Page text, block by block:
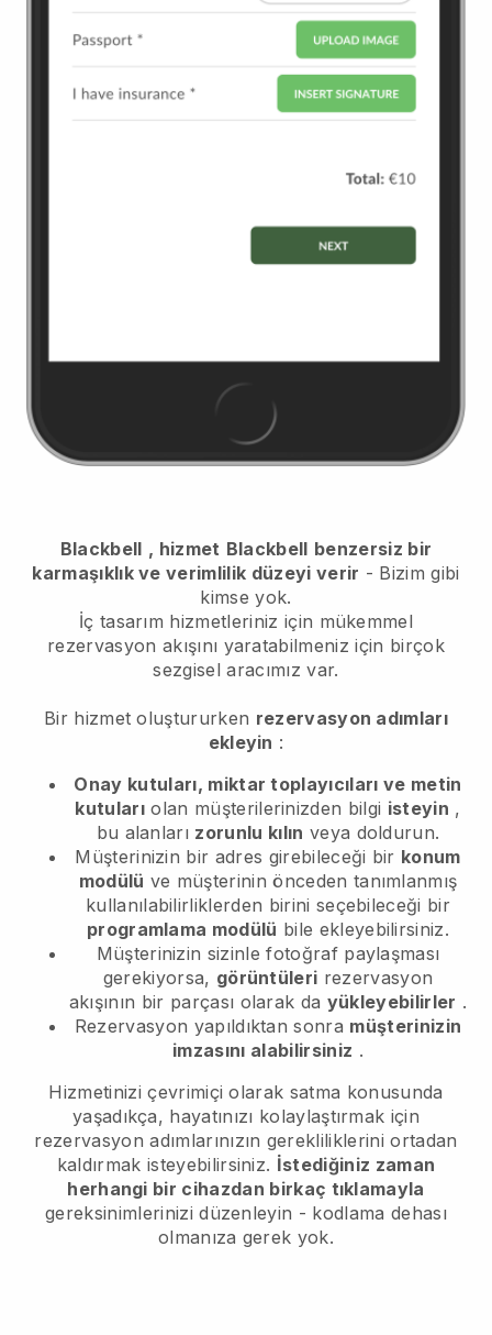
Blackbell , hizmet Blackbell benzersiz bir
karmaşıklık ve verimlilik düzeyi verir - Bizim gibi
kimse yok.
İç tasarım hizmetleriniz için mükemmel
rezervasyon akışını yaratabilmeniz için birçok
sezgisel aracımız var.
Bir hizmet oluştururken rezervasyon adımları
ekleyin :
Onay kutuları, miktar toplayıcıları ve metin
kutuları olan müşterilerinizden bilgi isteyin ,
bu alanları zorunlu kılın veya doldurun.
Müşterinizin bir adres girebileceği bir konum
modülü ve müşterinin önceden tanımlanmış
kullanılabilirliklerden birini seçebileceği bir
programlama modülü bile ekleyebilirsiniz.
Müşterinizin sizinle fotoğraf paylaşması
gerekiyorsa, görüntüleri rezervasyon
akışının bir parçası olarak da yükleyebilirler .
Rezervasyon yapıldıktan sonra müşterinizin
imzasını alabilirsiniz .
Hizmetinizi çevrimiçi olarak satma konusunda
yaşadıkça, hayatınızı kolaylaştırmak için
rezervasyon adımlarınızın gerekliliklerini ortadan
kaldırmak isteyebilirsiniz. İstediğiniz zaman
herhangi bir cihazdan birkaç tıklamayla
gereksinimlerinizi düzenleyin - kodlama dehası
olmanıza gerek yok.